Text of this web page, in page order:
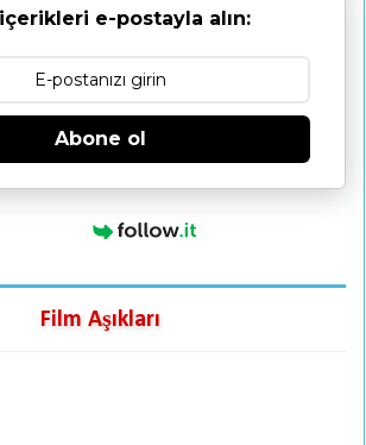
e-postayla alın:
Abone ol
Film Aşıkları